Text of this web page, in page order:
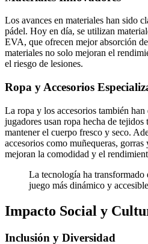
Los avances en materiales han sido
pádel. Hoy en día, se utilizan
EVA, que ofrecen mejor absorción
materiales no solo mejoran el
el riesgo de lesiones.
Ropa y Accesorios
La ropa y los accesorios también
jugadores usan ropa hecha de tejidos
mantener el cuerpo fresco y seco.
accesorios como muñequeras,
mejoran la comodidad y el
La tecnología ha transformado
juego más dinámico y
Impacto Social y
Inclusión y Diversidad